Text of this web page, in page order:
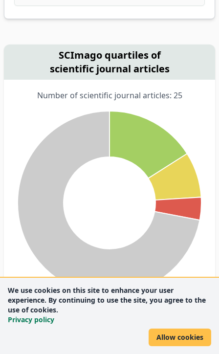
SCImago quartiles of
scientific journal articles
Number of scientific journal articles: 25
Q1 4 (16%)
We use cookies on this site to enhance your user
experience. By continuing to use the site, you agree to the
use of cookies.
Privacy policy
Allow cookies